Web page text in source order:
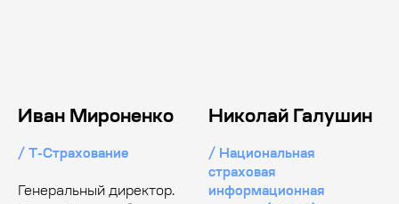
Иван Мироненко
/ Т-Страхование
Генеральный директор.
Николай Галушин
/ Национальная
страховая
информационная